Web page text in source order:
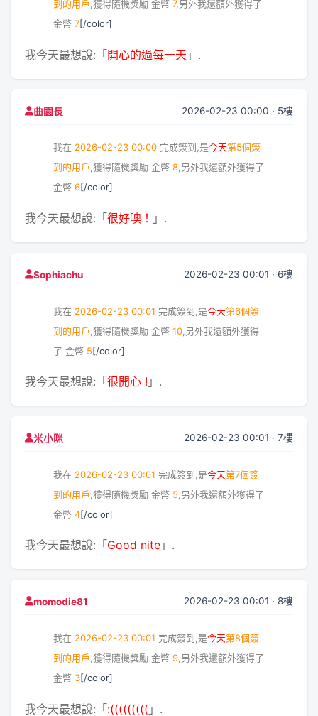
到的用戶,獲得隨機獎勵 金幣 7,另外我還額外獲得了
金幣 7[/color]
我今天最想說:「 開心的過每一天 」.
曲園長 2026-02-23 00:00 · 5樓
我在 2026-02-23 00:00 完成簽到,是今天第5個簽
到的用戶,獲得隨機獎勵 金幣 8,另外我還額外獲得了
金幣 6[/color]
我今天最想說:「 很好噢！ 」.
Sophiachu 2026-02-23 00:01 · 6樓
我在 2026-02-23 00:01 完成簽到,是今天第6個簽
到的用戶 ,獲得隨機獎勵 金幣 10 ,另外我還額外獲得
了 金幣 5[/color]
我今天最想說:「 很開心 ! 」.
米小咪 2026-02-23 00:01 · 7樓
我在 2026-02-23 00:01 完成簽到,是今天第7個簽
到的用戶 ,獲得隨機獎勵 金幣 5 ,另外我還額外獲得了
金幣 4[/color]
我今天最想說:「 Good nite 」.
momodie81 2026-02-23 00:01 · 8樓
我在 2026-02-23 00:01 完成簽到,是今天第8個簽
到的用戶 ,獲得隨機獎勵 金幣 9 ,另外我還額外獲得了
金幣 3[/color]
我今天最想說:「:((((((((( 」.